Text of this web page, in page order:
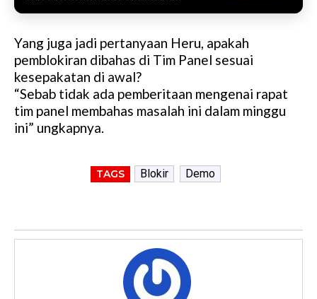
Yang juga jadi pertanyaan Heru, apakah
pemblokiran dibahas di Tim Panel sesuai
kesepakatan di awal?
“Sebab tidak ada pemberitaan mengenai rapat
tim panel membahas masalah ini dalam minggu
ini” ungkapnya.
TAGS Blokir Demo